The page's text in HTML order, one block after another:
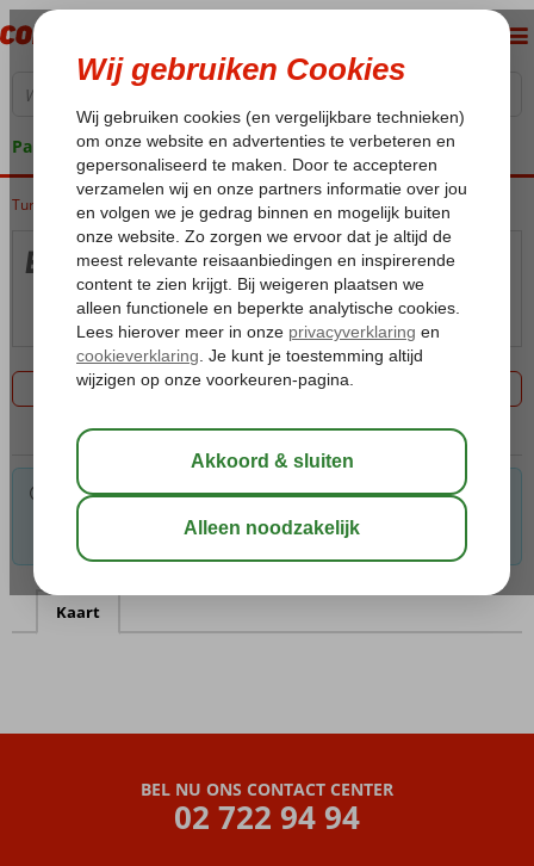
Pakketgarantie
Home
Turkije Turkse Riviera Antalya Excursiereizen Turkse Riviera
Excursiereizen Turkse Riviera
Kaart
Filter 0 aanbiedingen
Voor de gekozen criteria hebben we helaas geen
mogelijkheden. Tip: verwijder een of meerdere criteria om toch
mogelijkheden te vinden.
Kaart
BEL NU ONS CONTACT CENTER
02 722 94 94